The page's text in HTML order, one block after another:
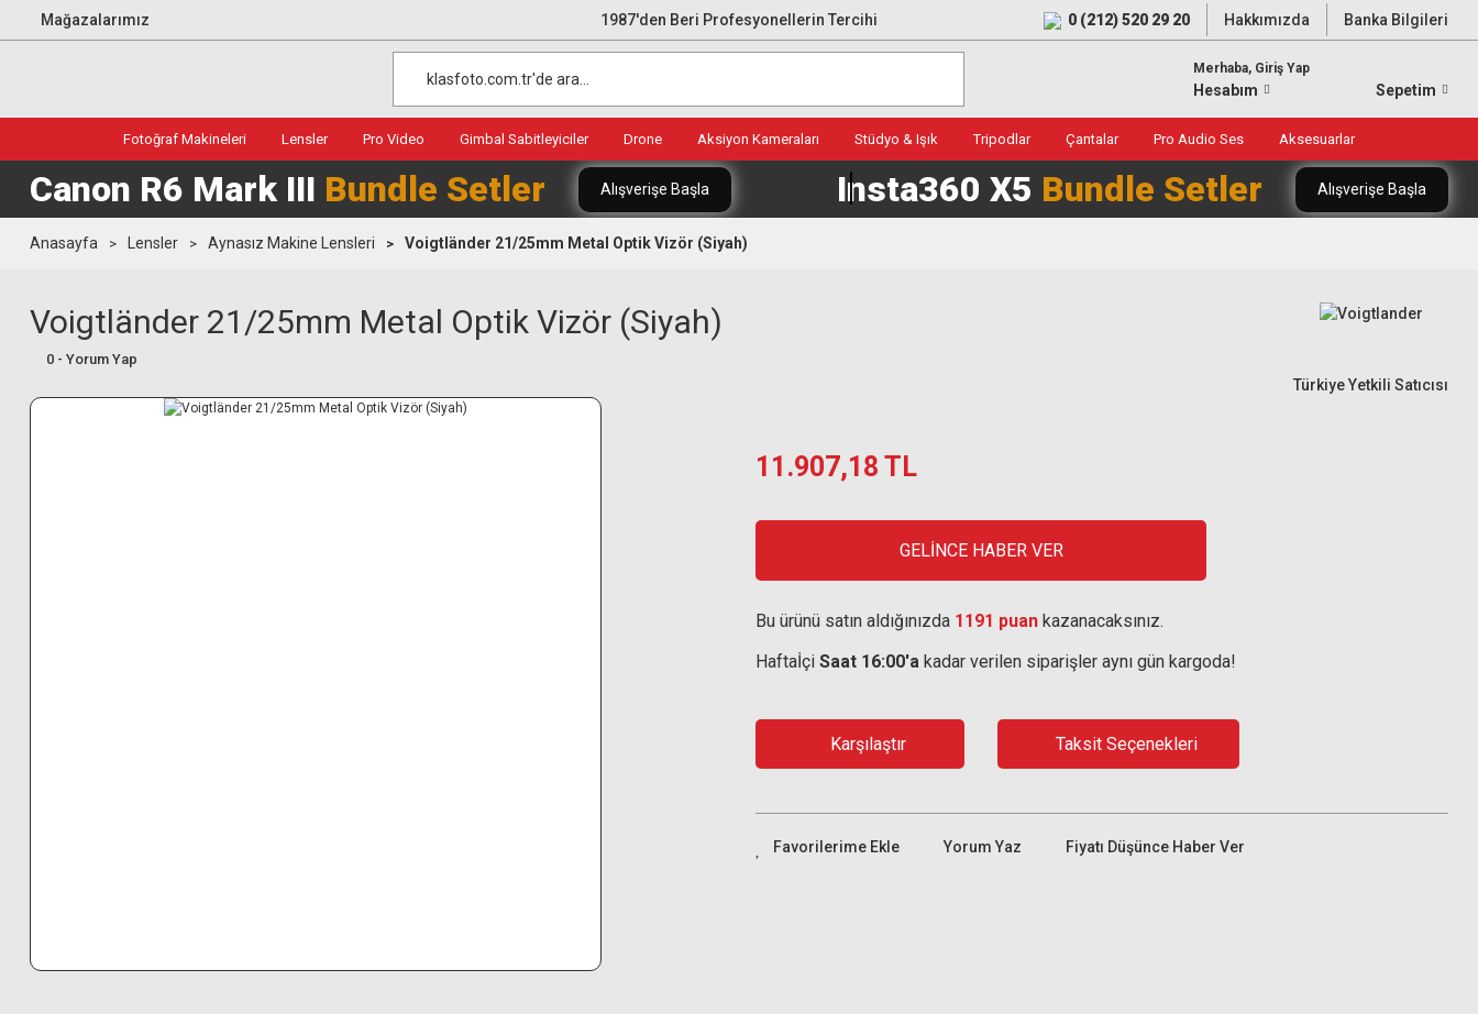
Mağazalarımız 1987'den Beri Profesyonellerin Tercihi 0 (212) 520 29 20 Hakkımızda Banka Bilgileri
Merhaba, Giriş Yap
Hesabım Sepetim
Fotoğraf Makineleri Lensler Pro Video Gimbal Sabitleyiciler Drone Aksiyon Kameraları Stüdyo & Işık Tripodlar Çantalar Pro Audio Ses Aksesuarlar
Canon R6 Mark III Bundle Setler Alışverişe Başla Insta360 X5 Bundle Setler Alışverişe Başla
Anasayfa Lensler Aynasız Makine Lensleri Voigtländer 21/25mm Metal Optik Vizör (Siyah)
Voigtländer 21/25mm Metal Optik Vizör (Siyah)
0 - Yorum Yap
Türkiye Yetkili Satıcısı
11.907,18 TL
GELİNCE HABER VER
Bu ürünü satın aldığınızda 1191 puan kazanacaksınız.
Haftaİçi Saat 16:00'a kadar verilen siparişler aynı gün kargoda!
Karşılaştır Taksit Seçenekleri
Yorum Yaz Fiyatı Düşünce Haber Ver